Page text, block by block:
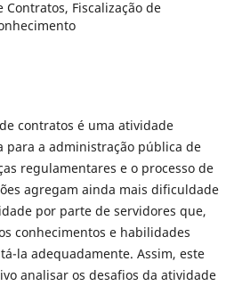
Fiscalização de
contratos é uma atividade
para a administração pública de
regulamentares e o processo de
agregam ainda mais dificuldade
por parte de servidores que,
conhecimentos e habilidades
la adequadamente. Assim, este
analisar os desafios da atividade